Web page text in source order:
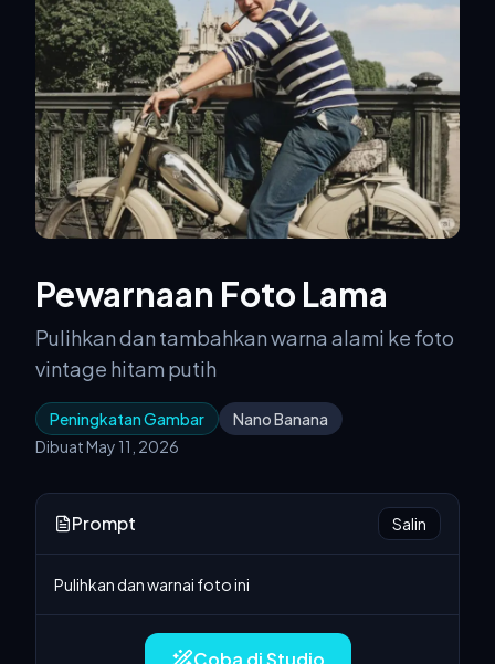
Pewarnaan Foto Lama
Pulihkan dan tambahkan warna alami ke foto
vintage hitam putih
Peningkatan Gambar
Nano Banana
Dibuat May 11, 2026
Prompt Salin
Pulihkan dan warnai foto ini
Coba di Studio